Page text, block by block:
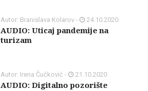
Autor: Branislava Kolarov - 24.10.2020
AUDIO: Uticaj pandemije na
turizam
Autor: Irena Čučković - 21.10.2020
AUDIO: Digitalno pozorište